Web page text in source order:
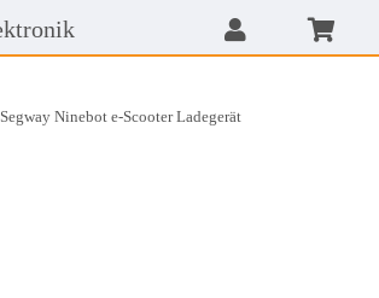
Segway Ninebot e-Scooter Ladegerät